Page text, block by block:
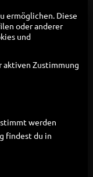
geschlossen
ermöglichen. Diese
oder anderer
und
aktiven Zustimmung
werden
findest du in